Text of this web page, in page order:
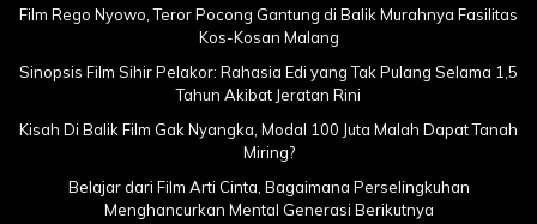
Film Rego Nyowo, Teror Pocong Gantung di Balik Murahnya Fasilitas
Kos-Kosan Malang
Sinopsis Film Sihir Pelakor: Rahasia Edi yang Tak Pulang Selama 1,5
Tahun Akibat Jeratan Rini
Kisah Di Balik Film Gak Nyangka, Modal 100 Juta Malah Dapat Tanah
Miring?
Belajar dari Film Arti Cinta, Bagaimana Perselingkuhan
Menghancurkan Mental Generasi Berikutnya